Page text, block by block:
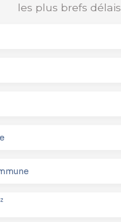
les plus brefs